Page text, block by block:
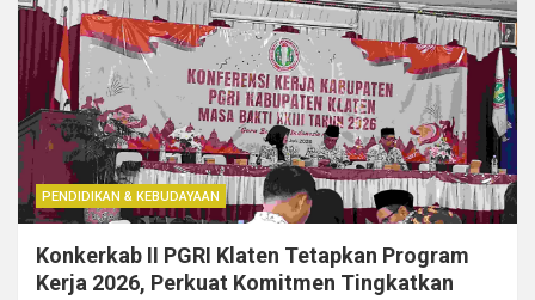
PENDIDIKAN & KEBUDAYAAN
Konkerkab II PGRI Klaten Tetapkan Program
Kerja 2026, Perkuat Komitmen Tingkatkan